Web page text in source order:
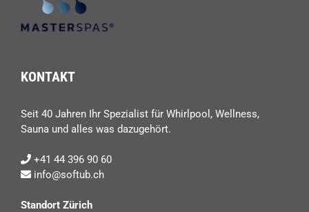
KONTAKT
Seit 40 Jahren Ihr Spezialist für Whirlpool, Wellness,
Sauna und alles was dazugehört.
+41 44 396 90 60
info@softub.ch
Standort Zürich